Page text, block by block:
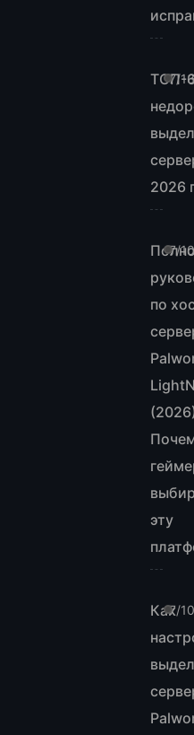
7/
ТОП-
2026
7/
по
эту
7/
Как